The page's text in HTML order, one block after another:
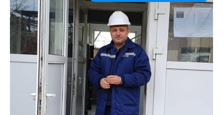
Adaugă aici textul pentru
subtitluAdaugă aici
textul pentru
subtitluAdaugă aici
textul pentru
subtitluAdaugă aici
textul pentru subti